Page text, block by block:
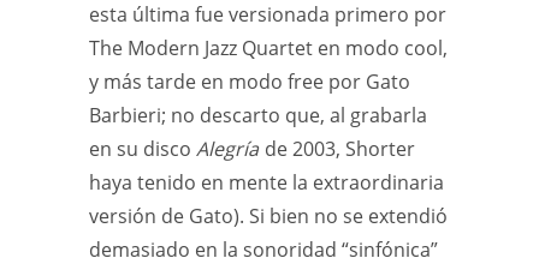
esta última fue versionada primero por
The Modern Jazz Quartet en modo cool,
y más tarde en modo free por Gato
Barbieri; no descarto que, al grabarla
en su disco Alegría de 2003, Shorter
haya tenido en mente la extraordinaria
versión de Gato). Si bien no se extendió
demasiado en la sonoridad “sinfónica”